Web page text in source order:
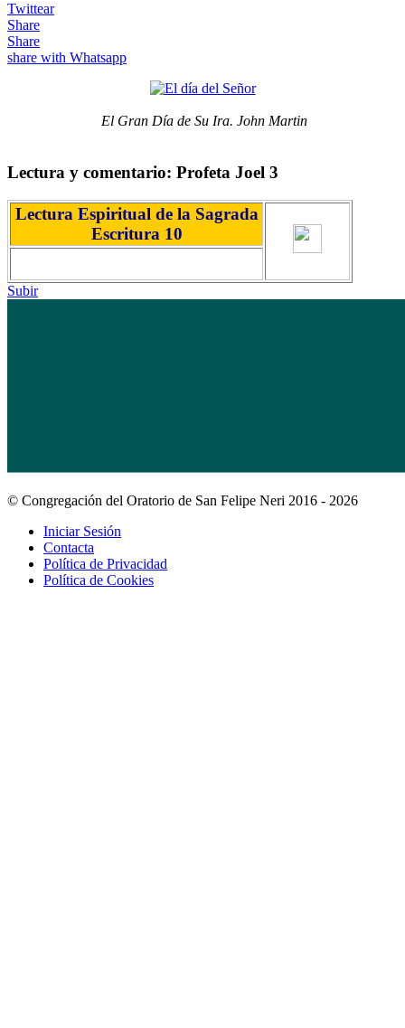
Twittear
Share
Share
share with Whatsapp
El Gran Día de Su Ira. John Martin
Lectura y comentario: Profeta Joel 3
Lectura Espiritual de la Sagrada
Escritura 10
Subir
© Congregación del Oratorio de San Felipe Neri 2016 - 2026
Iniciar Sesión
Contacta
Política de Privacidad
Política de Cookies